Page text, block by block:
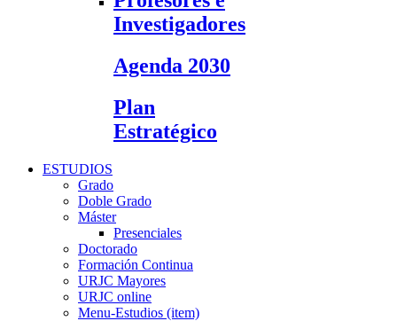
Investigadores
Agenda 2030
Plan
Estratégico
ESTUDIOS
Grado
Doble Grado
Máster
Presenciales
Doctorado
Formación Continua
URJC Mayores
URJC online
Menu-Estudios (item)